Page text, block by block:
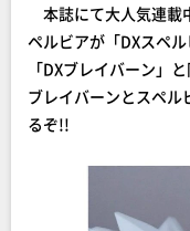
本誌にて大人気連載
ペルビアが「DXスペ
「DXブレイバーン」
ブレイバーンとスペル
るぞ!!